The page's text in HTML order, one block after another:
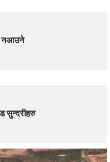
नआउने
सुन्दरीहरु